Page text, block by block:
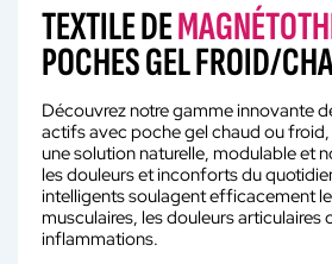
TEXTILE DE
POCHES GEL FROID/
Découvrez notre gamme innovante
actifs avec poche gel chaud ou
une solution naturelle, modulable et
les douleurs et inconforts du
intelligents soulagent efficacement
musculaires, les douleurs articulaires
inflammations.